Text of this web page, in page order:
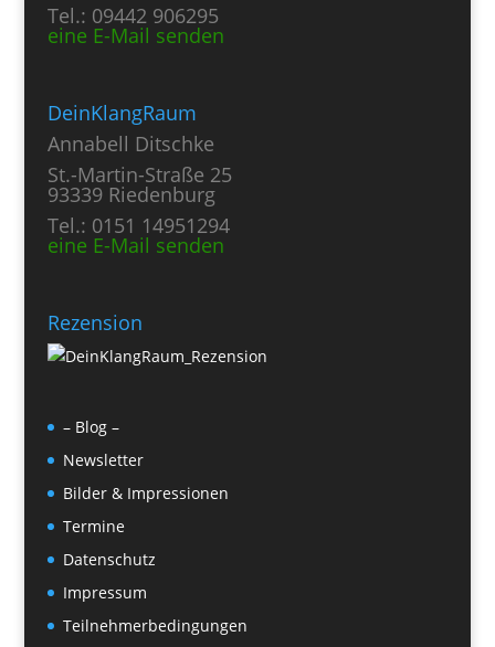
Tel.: 09442 906295
eine E-Mail senden
DeinKlangRaum
Annabell Ditschke
St.-Martin-Straße 25
93339 Riedenburg
Tel.: 0151 14951294
eine E-Mail senden
Rezension
– Blog –
Newsletter
Bilder & Impressionen
Termine
Datenschutz
Impressum
Teilnehmerbedingungen